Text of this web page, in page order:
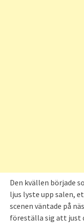
Den kvällen började
ljus lyste upp salen,
scenen väntade på
föreställa sig att just